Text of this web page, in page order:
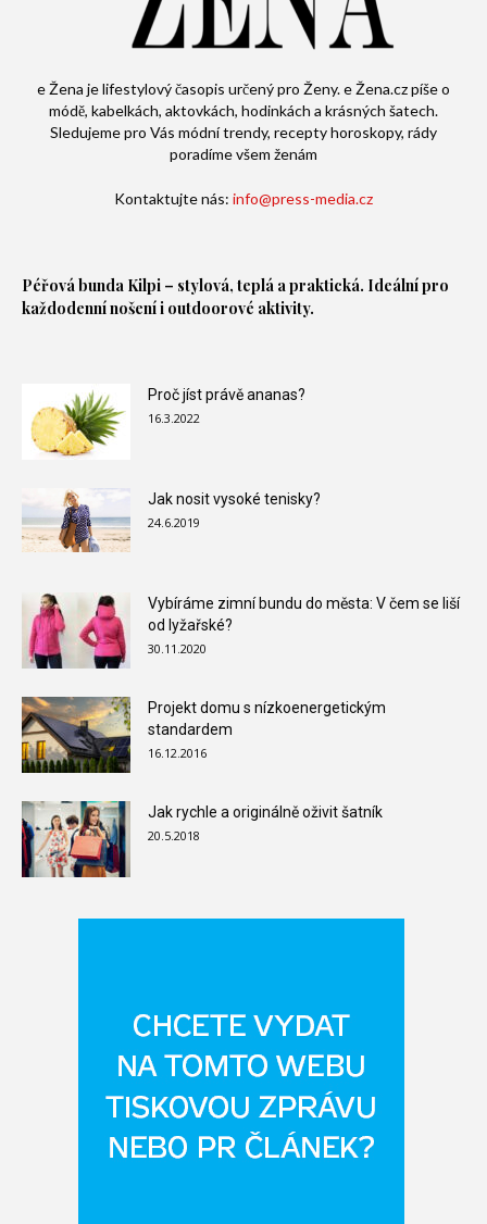
e Žena je lifestylový časopis určený pro Ženy. e Žena.cz píše o
módě, kabelkách, aktovkách, hodinkách a krásných šatech.
Sledujeme pro Vás módní trendy, recepty horoskopy, rády
poradíme všem ženám
Kontaktujte nás: info@press-media.cz
Péřová bunda Kilpi – stylová, teplá a praktická. Ideální pro
každodenní nošení i outdoorové aktivity.
Proč jíst právě ananas?
16.3.2022
Jak nosit vysoké tenisky?
24.6.2019
Vybíráme zimní bundu do města: V čem se liší
od lyžařské?
30.11.2020
Projekt domu s nízkoenergetickým
standardem
16.12.2016
Jak rychle a originálně oživit šatník
20.5.2018